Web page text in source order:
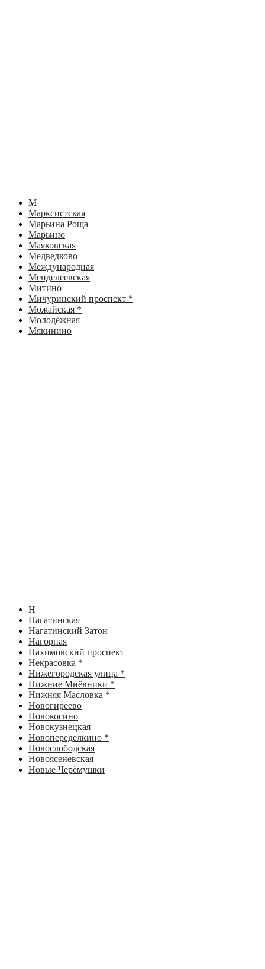
М
Марксистская
Марьина Роща
Марьино
Маяковская
Медведково
Международная
Менделеевская
Митино
Мичуринский проспект *
Можайская *
Молодёжная
Мякинино
Н
Нагатинская
Нагатинский Затон
Нагорная
Нахимовский проспект
Некрасовка *
Нижегородская улица *
Нижние Мнёвники *
Нижняя Масловка *
Новогиреево
Новокосино
Новокузнецкая
Новопеределкино *
Новослободская
Новоясеневская
Новые Черёмушки